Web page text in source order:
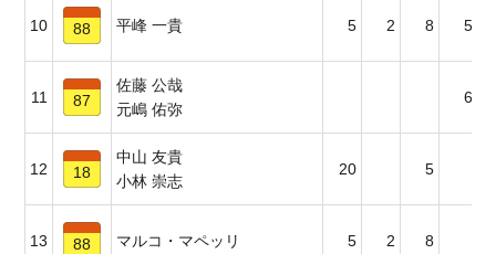
10 88 平峰 一貴 5 2 8 5
11 87
佐藤 公哉
元嶋 佑弥
6
12 18
中山 友貴
小林 崇志
20 5
13 88 マルコ・マペッリ 5 2 8